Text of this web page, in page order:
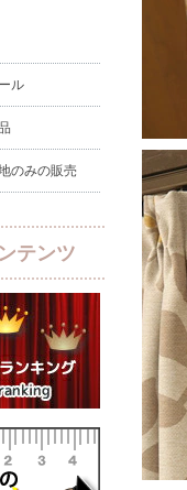
ル
のみの販売
テンツ